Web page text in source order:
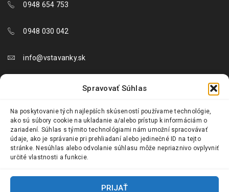
Spravovať Súhlas
Na poskytovanie tých najlepších skúseností používame technológie,
ako sú súbory cookie na ukladanie a/alebo prístup k informáciám o
zariadení. Súhlas s týmito technológiami nám umožní spracovávať
údaje, ako je správanie pri prehliadaní alebo jedinečné ID na tejto
stránke. Nesúhlas alebo odvolanie súhlasu môže nepriaznivo ovplyvniť
určité vlastnosti a funkcie.
PRIJAŤ
0948 654 753
0948 030 042
info@vstavanky.sk
objednavky@vstavanky.sk
reklamacie@vstavanky.sk
© 2024 Vstavanky.sk. Všetky práva vyhradené.